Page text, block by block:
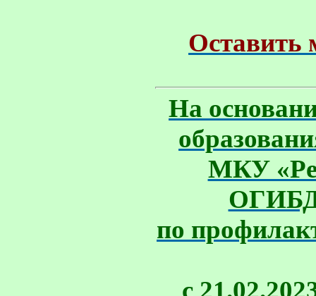
Оставить
На
МКУ
по
с